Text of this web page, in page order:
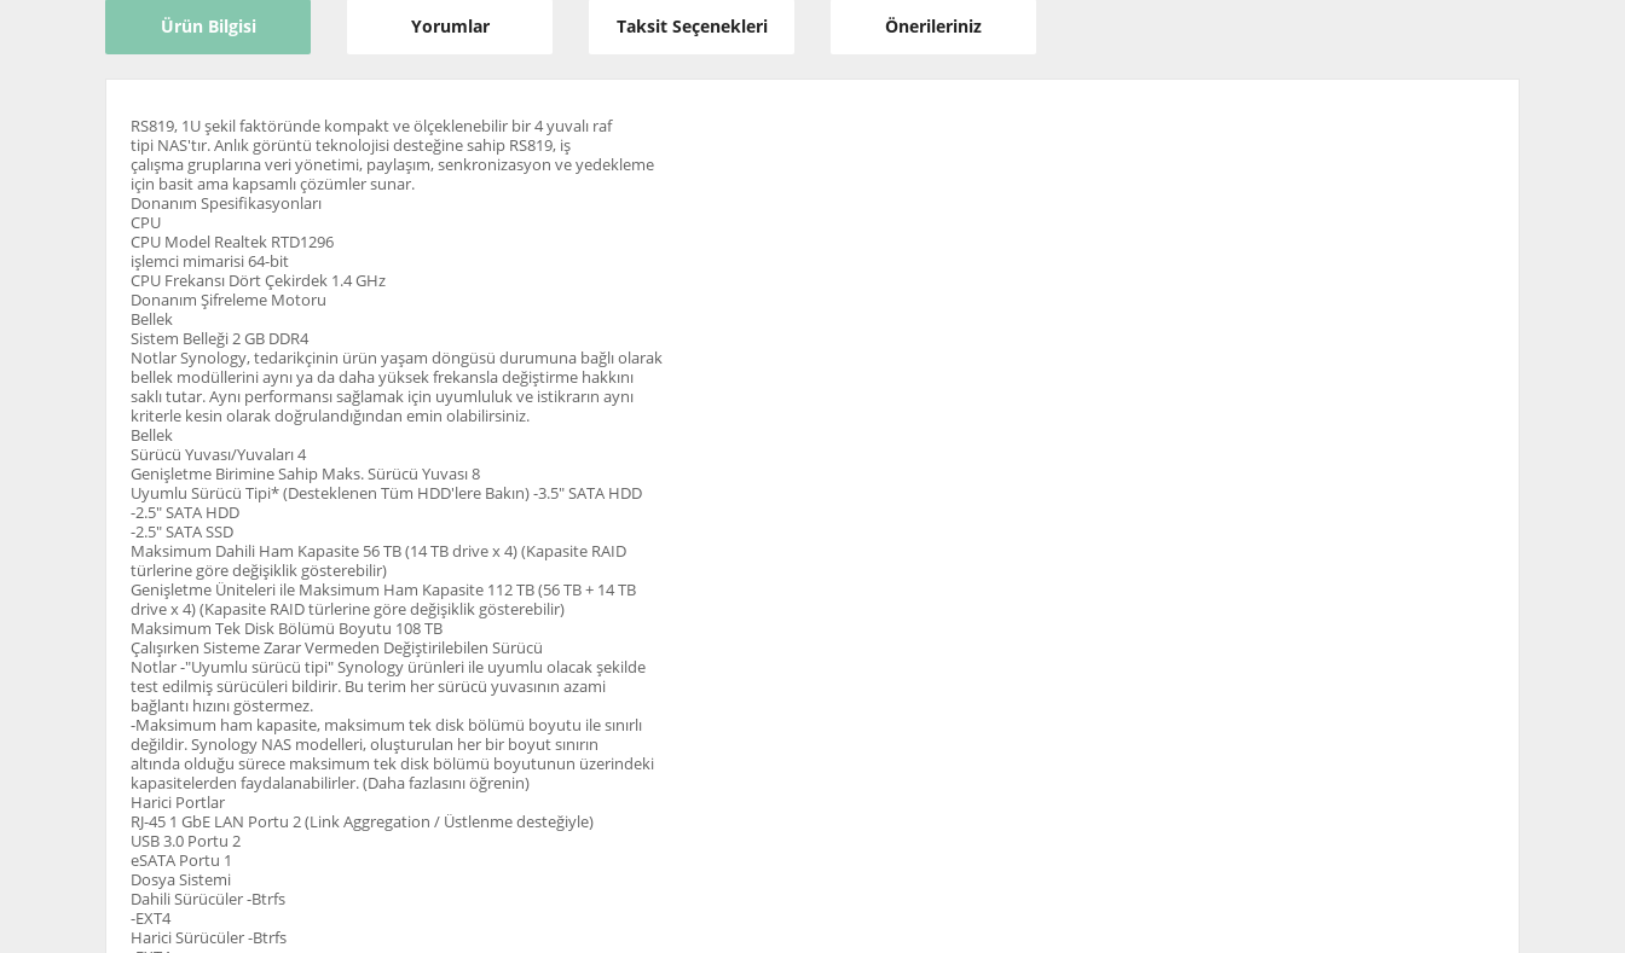
Ürün Bilgisi Yorumlar Taksit Seçenekleri Önerileriniz
RS819, 1U şekil faktöründe kompakt ve ölçeklenebilir bir 4 yuvalı raf
tipi NAS'tır. Anlık görüntü teknolojisi desteğine sahip RS819, iş
çalışma gruplarına veri yönetimi, paylaşım, senkronizasyon ve yedekleme
için basit ama kapsamlı çözümler sunar.
Donanım Spesifikasyonları
CPU
CPU Model Realtek RTD1296
işlemci mimarisi 64-bit
CPU Frekansı Dört Çekirdek 1.4 GHz
Donanım Şifreleme Motoru
Bellek
Sistem Belleği 2 GB DDR4
Notlar Synology, tedarikçinin ürün yaşam döngüsü durumuna bağlı olarak
bellek modüllerini aynı ya da daha yüksek frekansla değiştirme hakkını
saklı tutar. Aynı performansı sağlamak için uyumluluk ve istikrarın aynı
kriterle kesin olarak doğrulandığından emin olabilirsiniz.
Bellek
Sürücü Yuvası/Yuvaları 4
Genişletme Birimine Sahip Maks. Sürücü Yuvası 8
Uyumlu Sürücü Tipi* (Desteklenen Tüm HDD'lere Bakın) -3.5" SATA HDD
-2.5" SATA HDD
-2.5" SATA SSD
Maksimum Dahili Ham Kapasite 56 TB (14 TB drive x 4) (Kapasite RAID
türlerine göre değişiklik gösterebilir)
Genişletme Üniteleri ile Maksimum Ham Kapasite 112 TB (56 TB + 14 TB
drive x 4) (Kapasite RAID türlerine göre değişiklik gösterebilir)
Maksimum Tek Disk Bölümü Boyutu 108 TB
Çalışırken Sisteme Zarar Vermeden Değiştirilebilen Sürücü
Notlar -"Uyumlu sürücü tipi" Synology ürünleri ile uyumlu olacak şekilde
test edilmiş sürücüleri bildirir. Bu terim her sürücü yuvasının azami
bağlantı hızını göstermez.
-Maksimum ham kapasite, maksimum tek disk bölümü boyutu ile sınırlı
değildir. Synology NAS modelleri, oluşturulan her bir boyut sınırın
altında olduğu sürece maksimum tek disk bölümü boyutunun üzerindeki
kapasitelerden faydalanabilirler. (Daha fazlasını öğrenin)
Harici Portlar
RJ-45 1 GbE LAN Portu 2 (Link Aggregation / Üstlenme desteğiyle)
USB 3.0 Portu 2
eSATA Portu 1
Dosya Sistemi
Dahili Sürücüler -Btrfs
-EXT4
Harici Sürücüler -Btrfs